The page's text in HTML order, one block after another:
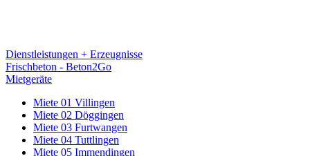
Dienstleistungen + Erzeugnisse
Frischbeton - Beton2Go
Mietgeräte
Miete 01 Villingen
Miete 02 Döggingen
Miete 03 Furtwangen
Miete 04 Tuttlingen
Miete 05 Immendingen